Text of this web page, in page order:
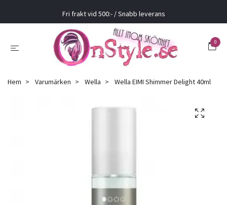
Fri frakt vid 500:- / Snabb leverans
0
Hem Varumärken Wella Wella EIMI Shimmer Delight 40ml